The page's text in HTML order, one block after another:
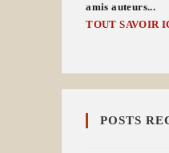
amis auteurs...
TOUT SAVOIR
POSTS